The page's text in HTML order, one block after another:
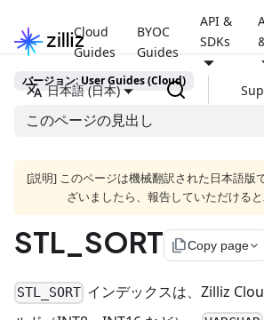
Cloud
Guides
BYOC
Guides
API &
SDKs
日本語 (日本)
バージョン: User Guides (Cloud)
このページの見出し
[説明] このページは機械翻訳された日本語版
ざいましたら、報告していただけると
STL_SORT file_copyCopy page
STL_SORT インデックスは、Zilliz